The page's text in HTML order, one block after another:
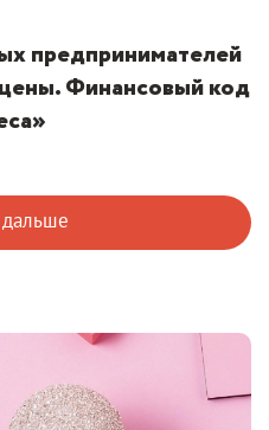
предпринимателей
Финансовый код
дальше